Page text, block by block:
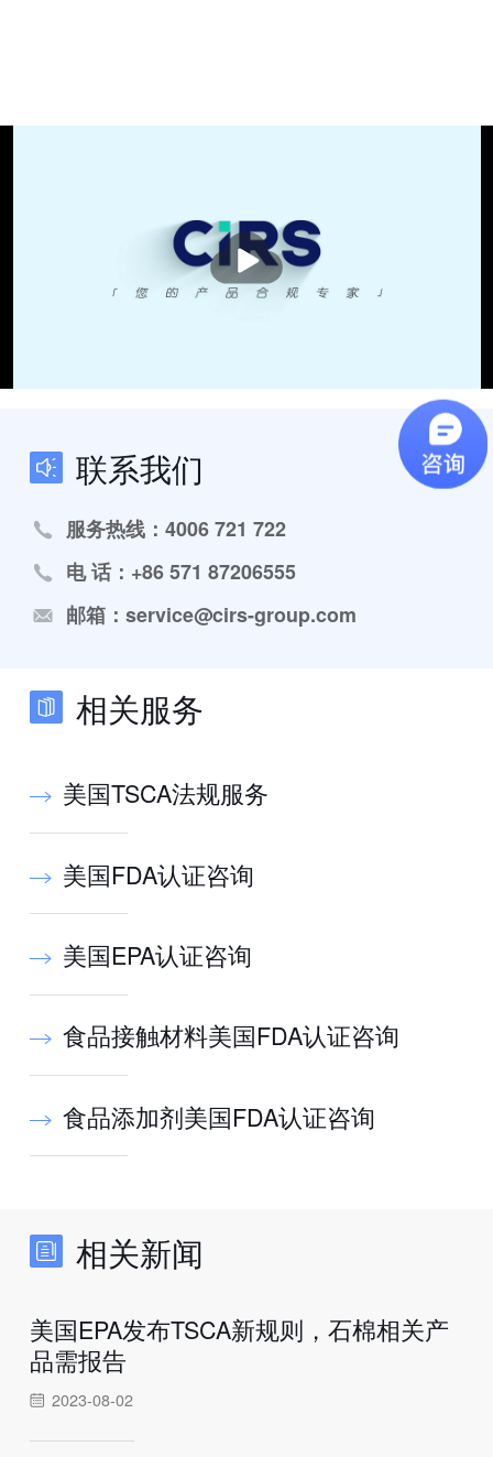
播
放
联系我们
服务热线：4006 721 722
电 话：+86 571 87206555
邮箱：service@cirs-group.com
相关服务
美国TSCA法规服务
美国FDA认证咨询
美国EPA认证咨询
食品接触材料美国FDA认证咨询
食品添加剂美国FDA认证咨询
相关新闻
美国EPA发布TSCA新规则，石棉相关产
品需报告
2023-08-02